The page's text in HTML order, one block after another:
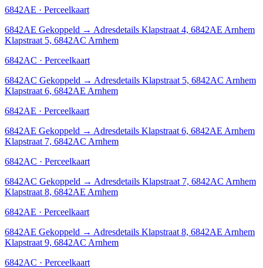
6842AE · Perceelkaart
6842AE Gekoppeld → Adresdetails Klapstraat 4, 6842AE Arnhem
Klapstraat 5, 6842AC Arnhem
6842AC · Perceelkaart
6842AC Gekoppeld → Adresdetails Klapstraat 5, 6842AC Arnhem
Klapstraat 6, 6842AE Arnhem
6842AE · Perceelkaart
6842AE Gekoppeld → Adresdetails Klapstraat 6, 6842AE Arnhem
Klapstraat 7, 6842AC Arnhem
6842AC · Perceelkaart
6842AC Gekoppeld → Adresdetails Klapstraat 7, 6842AC Arnhem
Klapstraat 8, 6842AE Arnhem
6842AE · Perceelkaart
6842AE Gekoppeld → Adresdetails Klapstraat 8, 6842AE Arnhem
Klapstraat 9, 6842AC Arnhem
6842AC · Perceelkaart